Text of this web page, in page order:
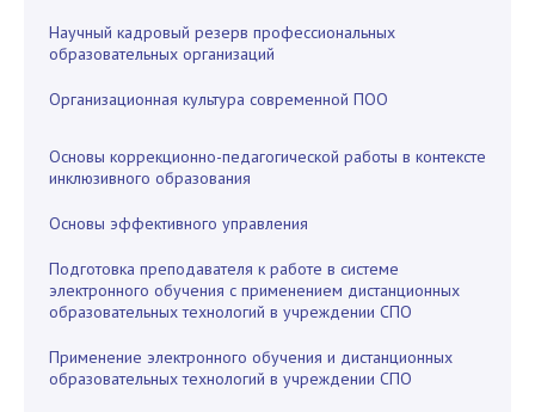
Научный кадровый резерв профессиональных
образовательных организаций
Организационная культура современной ПОО
Основы коррекционно-педагогической работы в контексте
инклюзивного образования
Основы эффективного управления
Подготовка преподавателя к работе в системе
электронного обучения с применением дистанционных
образовательных технологий в учреждении СПО
Применение электронного обучения и дистанционных
образовательных технологий в учреждении СПО